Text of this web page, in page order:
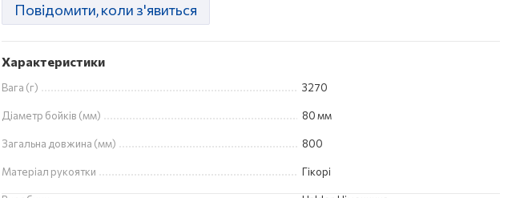
Повідомити, коли з'явиться
Характеристики
Вага (г) 3270
Діаметр бойків (мм) 80 мм
Загальна довжина (мм) 800
Матеріал рукоятки Гікорі